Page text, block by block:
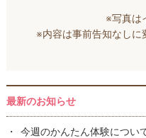
※写真は
※内容は事前告知なしに
最新のお知らせ
今週のかんたん体験につい